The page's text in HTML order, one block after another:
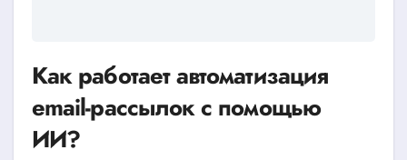
Как работает автоматизация
email-рассылок с помощью
ИИ?